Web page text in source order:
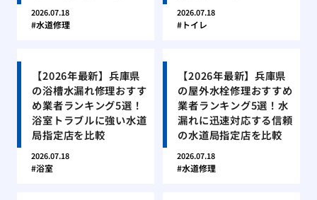
2026.07.18
水道修理
2026.07.18
トイレ
【2026年最新】兵庫県
の浴槽水漏れ修理おすす
め業者ランキング5選！
浴室トラブルに強い水道
局指定店を比較
2026.07.18
浴室
【2026年最新】兵庫県
の屋外水栓修理おすすめ
業者ランキング5選！水
漏れに迅速対応する信頼
の水道局指定店を比較
2026.07.18
水道修理